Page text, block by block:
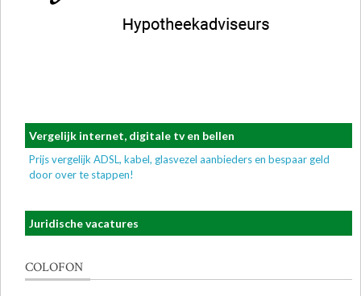
Vergelijk internet, digitale tv en bellen
Prijs vergelijk ADSL, kabel, glasvezel aanbieders en bespaar geld
door over te stappen!
Juridische vacatures
COLOFON